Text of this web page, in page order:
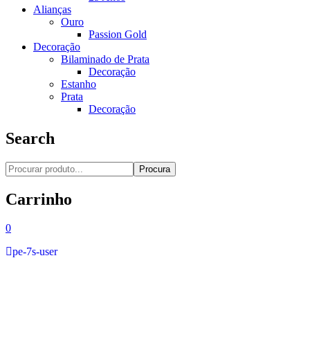
Alianças
Ouro
Passion Gold
Decoração
Bilaminado de Prata
Decoração
Estanho
Prata
Decoração
Search
Procura
Carrinho
0
pe-7s-user